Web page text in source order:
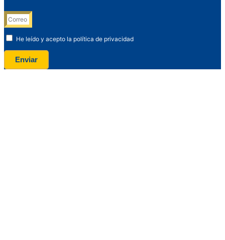
He leído y acepto la política de privacidad
Enviar